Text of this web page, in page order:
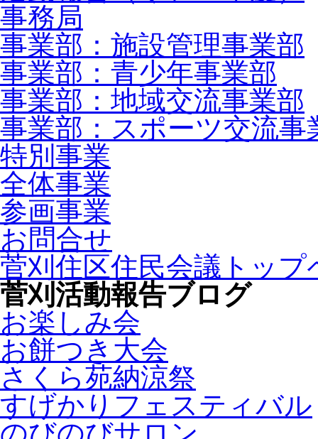
事務局
事業部：施設管理事業部
事業部：青少年事業部
事業部：地域交流事業部
事業部：スポーツ交流事
特別事業
全体事業
参画事業
お問合せ
菅刈住区住民会議トップ
菅刈活動報告ブログ
お楽しみ会
お餅つき大会
さくら苑納涼祭
すげかりフェスティバル